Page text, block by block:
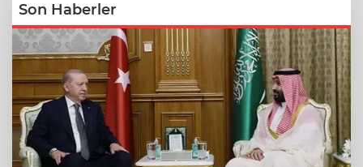
Son Haberler